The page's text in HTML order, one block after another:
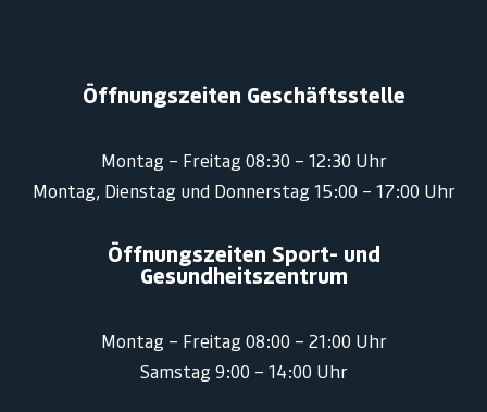
Öffnungszeiten Geschäftsstelle
Montag – Freitag 08:30 – 12:30 Uhr
Montag, Dienstag und Donnerstag 15:00 – 17:00 Uhr
Öffnungszeiten Sport- und
Gesundheitszentrum
Montag – Freitag 08:00 – 21:00 Uhr
Samstag 9:00 – 14:00 Uhr